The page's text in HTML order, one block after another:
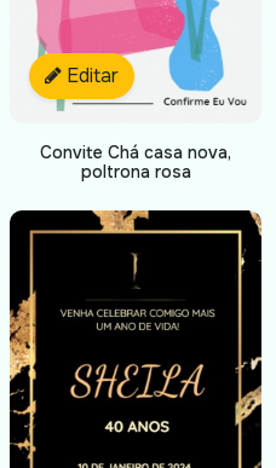
Editar
Convite Chá casa nova,
poltrona rosa